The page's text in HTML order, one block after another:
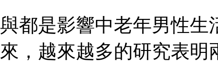
與都是影響中老年男性生
來，越來越多的研究表